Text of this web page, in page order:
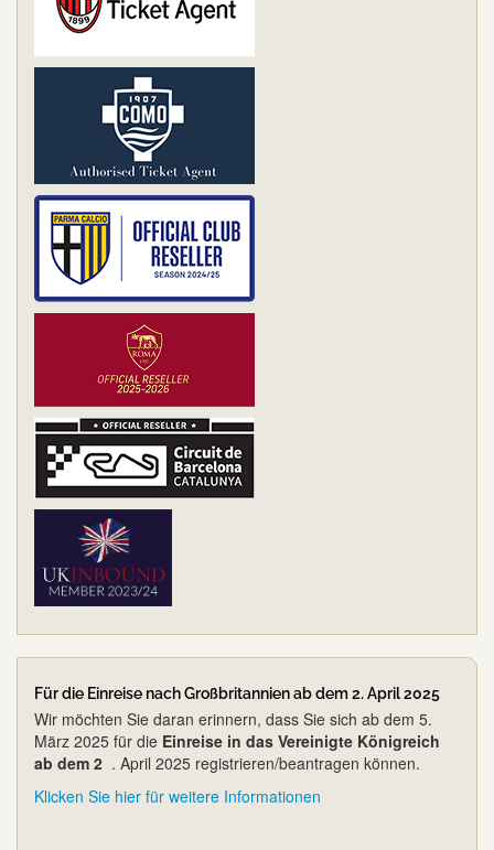
Für die Einreise nach Großbritannien ab dem 2. April 2025
Wir möchten Sie daran erinnern, dass Sie sich ab dem 5.
März 2025 für die Einreise in das Vereinigte Königreich
ab dem 2 . April 2025 registrieren/beantragen können.
Klicken Sie hier für weitere Informationen